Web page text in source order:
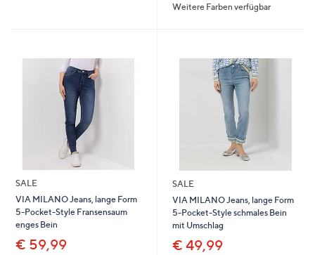
5
Weitere Farben verfügbar
SALE
VIA MILANO Jeans, lange Form
5-Pocket-Style Fransensaum
enges Bein
€ 59,99
SALE
VIA MILANO Jeans, lange Form
5-Pocket-Style schmales Bein
mit Umschlag
€ 49,99